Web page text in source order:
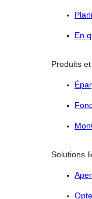
En
Produits
Solutions